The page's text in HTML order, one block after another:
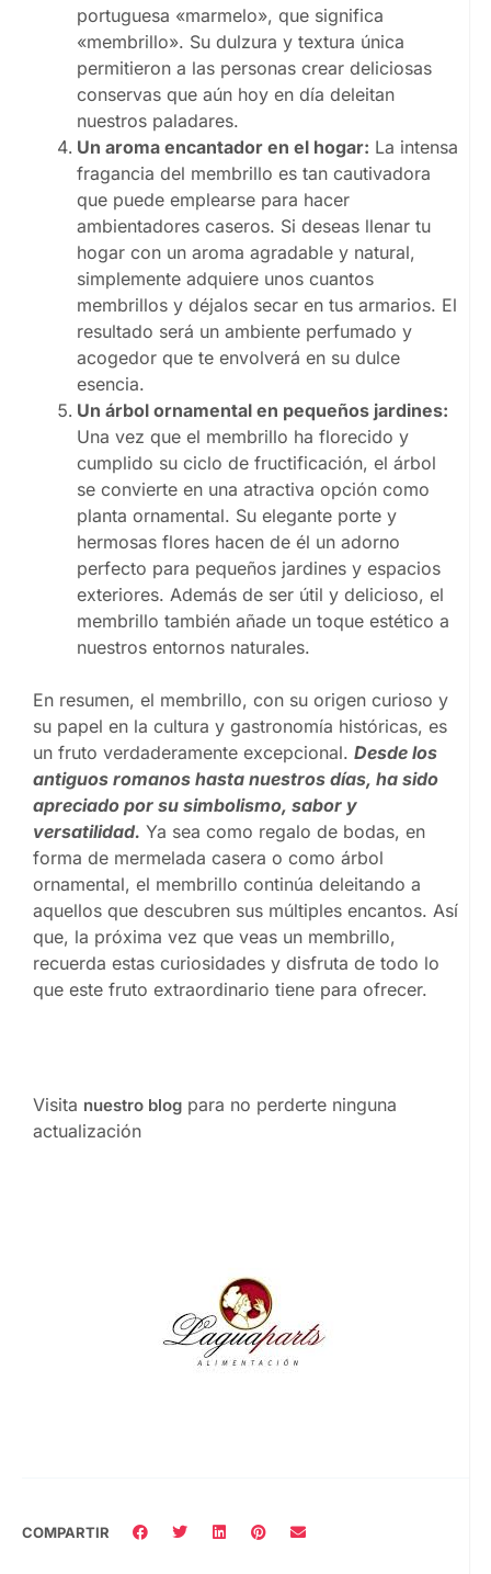
portuguesa «marmelo», que significa
«membrillo». Su dulzura y textura única
permitieron a las personas crear deliciosas
conservas que aún hoy en día deleitan
nuestros paladares.
Un aroma encantador en el hogar: La intensa
fragancia del membrillo es tan cautivadora
que puede emplearse para hacer
ambientadores caseros. Si deseas llenar tu
hogar con un aroma agradable y natural,
simplemente adquiere unos cuantos
membrillos y déjalos secar en tus armarios. El
resultado será un ambiente perfumado y
acogedor que te envolverá en su dulce
esencia.
Un árbol ornamental en pequeños jardines:
Una vez que el membrillo ha florecido y
cumplido su ciclo de fructificación, el árbol
se convierte en una atractiva opción como
planta ornamental. Su elegante porte y
hermosas flores hacen de él un adorno
perfecto para pequeños jardines y espacios
exteriores. Además de ser útil y delicioso, el
membrillo también añade un toque estético a
nuestros entornos naturales.
En resumen, el membrillo, con su origen curioso y
su papel en la cultura y gastronomía históricas, es
un fruto verdaderamente excepcional. Desde los
antiguos romanos hasta nuestros días, ha sido
apreciado por su simbolismo, sabor y
versatilidad. Ya sea como regalo de bodas, en
forma de mermelada casera o como árbol
ornamental, el membrillo continúa deleitando a
aquellos que descubren sus múltiples encantos. Así
que, la próxima vez que veas un membrillo,
recuerda estas curiosidades y disfruta de todo lo
que este fruto extraordinario tiene para ofrecer.
Visita nuestro blog para no perderte ninguna
actualización
COMPARTIR